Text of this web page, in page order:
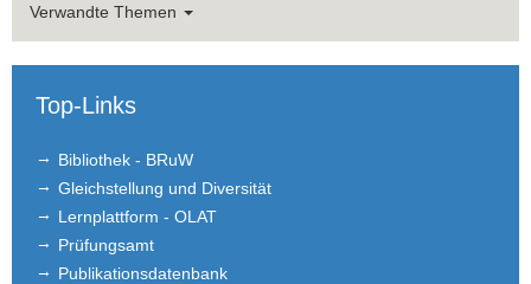
Bachelorarbeiten
Masterarbeiten
Stellen­ausschreibungen
Forschung
Verwandte Themen
Top-Links
Bibliothek - BRuW
Gleichstellung und Diversität
Lernplattform - OLAT
Prüfungsamt
Publikationsdatenbank